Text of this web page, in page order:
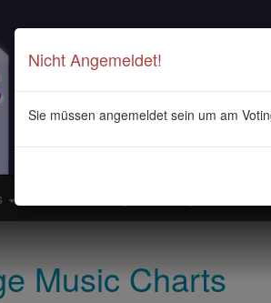
Music Charts
Nicht Angemeldet!
Sie müssen angemeldet sein um am